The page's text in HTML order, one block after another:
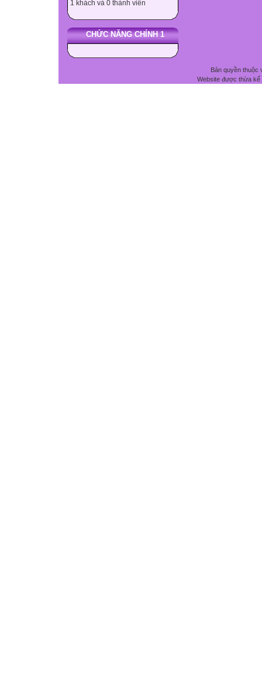
1 khách và 0 thành viên
CHỨC NĂNG CHÍNH 1
Bản quyền thuộc
Website được thừa